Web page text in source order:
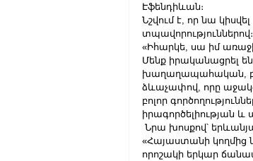
Էֆենդիևան։
Նշվում է, որ նա
տպավորություններով։
«Իհարկե, սա իմ
Մենք իրականացրել
խաղաղապահական,
ձևաչափով, որը
բոլոր
իրագործելիության և
Նրա խոսքով՝
«Հայաստանի կողմից
որոշակի երկար